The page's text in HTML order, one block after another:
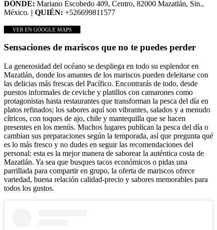
DÓNDE: Mariano Escobedo 409, Centro, 82000 Mazatlán, Sin.,
México. | QUIÉN: +526699811577
VER EN GOOGLE MAPS
Sensaciones de mariscos que no te puedes perder
La generosidad del océano se despliega en todo su esplendor en
Mazatlán, donde los amantes de los mariscos pueden deleitarse con
las delicias más frescas del Pacífico. Encontrarás de todo, desde
puestos informales de ceviche y platillos con camarones como
protagonistas hasta restaurantes que transforman la pesca del día en
platos refinados; los sabores aquí son vibrantes, salados y a menudo
cítricos, con toques de ajo, chile y mantequilla que se hacen
presentes en los menús. Muchos lugares publican la pesca del día o
cambian sus preparaciones según la temporada, así que pregunta qué
es lo más fresco y no dudes en seguir las recomendaciones del
personal: esta es la mejor manera de saborear la auténtica costa de
Mazatlán. Ya sea que busques tacos económicos o pidas una
parrillada para compartir en grupo, la oferta de mariscos ofrece
variedad, buena relación calidad-precio y sabores memorables para
todos los gustos.